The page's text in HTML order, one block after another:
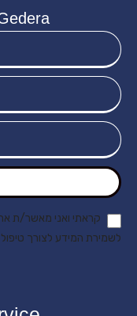
קראתי ואני מאשר/ת
לשמירת המידע לצורך טיפול